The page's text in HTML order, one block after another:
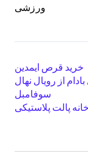
ورزشی
خرید قرص ایمدین
بادام از رویال نهال
سوفامبل
پالت پلاستیکی